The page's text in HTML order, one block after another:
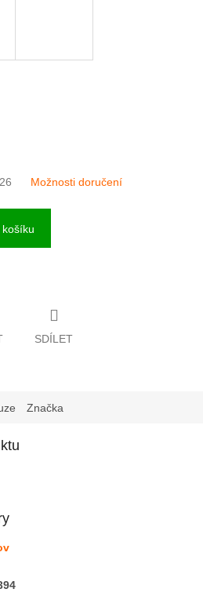
Možnosti doručení
SDÍLET
Značka